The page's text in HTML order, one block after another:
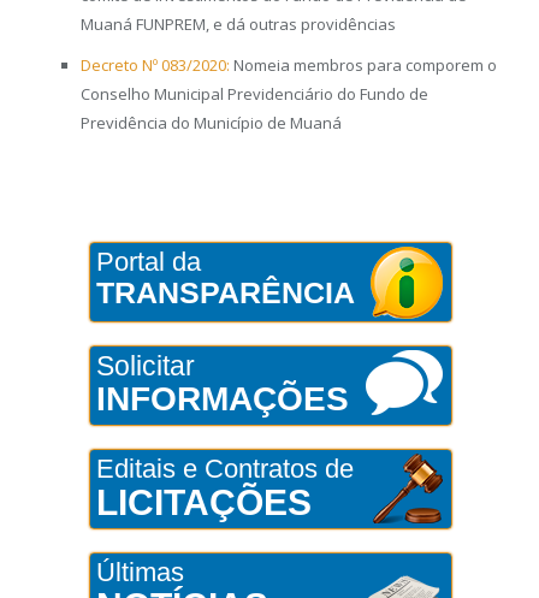
Muaná FUNPREM, e dá outras providências
Decreto Nº 083/2020: Nomeia membros para comporem o
Conselho Municipal Previdenciário do Fundo de
Previdência do Município de Muaná
Portal da
TRANSPARÊNCIA
Solicitar
INFORMAÇÕES
Editais e Contratos de
LICITAÇÕES
Últimas